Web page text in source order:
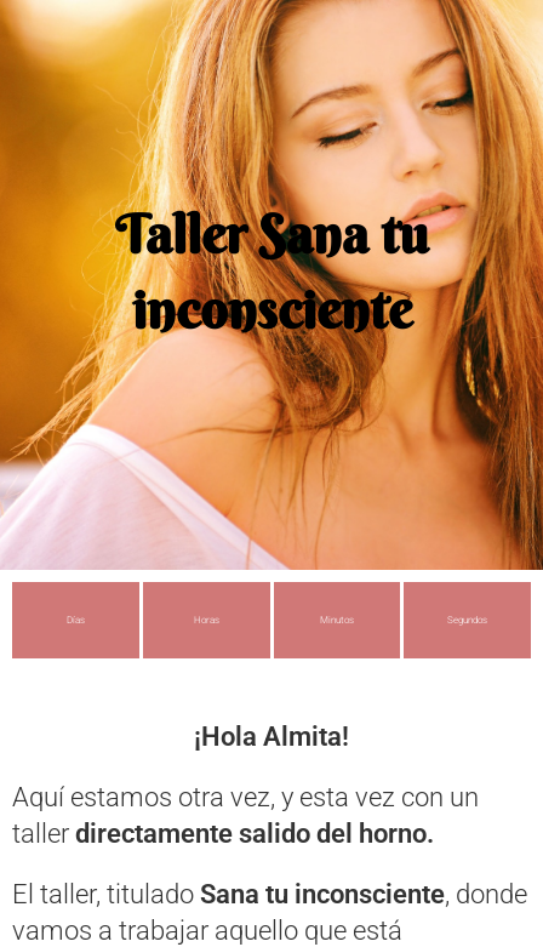
Taller Sana tu
inconsciente
Días Horas Minutos Segundos
¡Hola Almita!
Aquí estamos otra vez, y esta vez con un
taller directamente salido del horno.
El taller, titulado Sana tu inconsciente, donde
vamos a trabajar aquello que está